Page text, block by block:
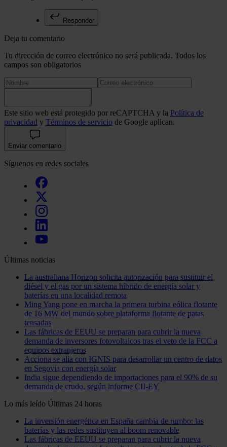
Responder
Deja tu comentario
Tu dirección de correo electrónico no será publicada. Todos los
campos son obligatorios
Este sitio web está protegido por reCAPTCHA y la Política de
privacidad y Términos de servicio de Google aplican.
Enviar comentario
Síguenos en redes sociales
Últimas noticias
La australiana Horizon solicita autorización para sustituir el
diésel y el gas por un sistema híbrido de energía solar y
baterías en una localidad remota
Ming Yang pone en marcha la primera turbina eólica flotante
de 16 MW del mundo sobre plataforma flotante de patas
tensadas
Las fábricas de EEUU se preparan para cubrir la nueva
demanda de inversores fotovoltaicos tras el veto de la FCC a
equipos extranjeros
Acciona se alía con IGNIS para desarrollar un centro de datos
en Segovia con energía solar
India sigue dependiendo de importaciones para el 90% de su
demanda de crudo, según informe CII-EY
Lo más leído Últimas 24 horas
La inversión energética en España cambia de rumbo: las
baterías y las redes sustituyen al boom renovable
Las fábricas de EEUU se preparan para cubrir la nueva